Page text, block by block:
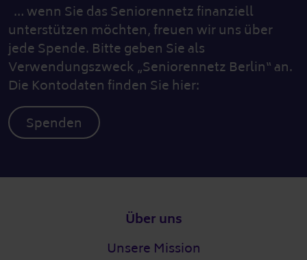
… wenn Sie das Seniorennetz finanziell
unterstützen möchten, freuen wir uns über
jede Spende. Bitte geben Sie als
Verwendungszweck „Seniorennetz Berlin“ an.
Die Kontodaten finden Sie hier:
Spenden
Über uns
Unsere Mission